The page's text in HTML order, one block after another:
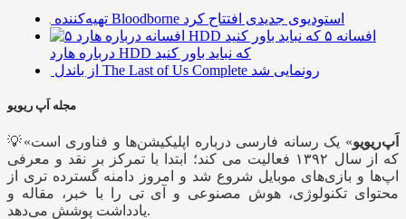
تهیه‌کننده Bloodborne استودیوی جدیدی افتتاح کرد
۵ افسانه
درباره هارد HDD که نباید باور کنید
از باندل The Last of Us Complete رونمایی شد
مجله اَپ ریویو
💡« اَپ‌ریویو» یک رسانه فارسی درباره اپلیکیشن‌ها و فناوری است
که از سال ۱۳۹۲ فعالیت می کند؛ ابتدا با تمرکز بر نقد و معرفی
اپ‌ها و بازی‌های موبایل شروع شد و امروز دامنه گسترده تری از
محتوای تکنولوژی، هوش مصنوعی و آی تی را با خبر، مقاله و
یادداشت پوشش می‌دهد.